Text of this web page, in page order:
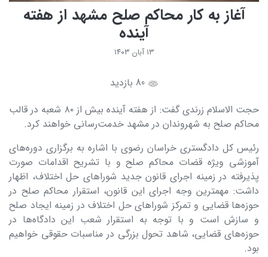
آغاز به کار محاکم صلح مشهد از هفته
آینده
۱۳ آبان ۱۴۰۳
80 بازدید
حجت الاسلام زرندی گفت: از هفته آینده بیش از ۸۰ شعبه در قالب
محاکم صلح به شهروندان در مشهد خدمت‌رسانی خواهند کرد.
رئیس کل دادگستری خراسان رضوی با اشاره به برگزاری دوره‌های
آموزشی ویژه قضات محاکم صلح و با تشریح اقدامات صورت
پذیرفته در زمینه اجرای قانون جدید شوراهای حل اختلاف، اظهار
داشت: مهمترین وجه اجرای این قانون، استقرار محاکم صلح در
حوزه‌ها قضایی و تمرکز شوراهای حل اختلاف در زمینه ایجاد صلح
و سازش است و با توجه به استقرار شعب این دادگاه‌ها در
حوزه‌های قضایی، شاهد تحول بزرگی در مناسبات حقوقی خواهیم
بود.